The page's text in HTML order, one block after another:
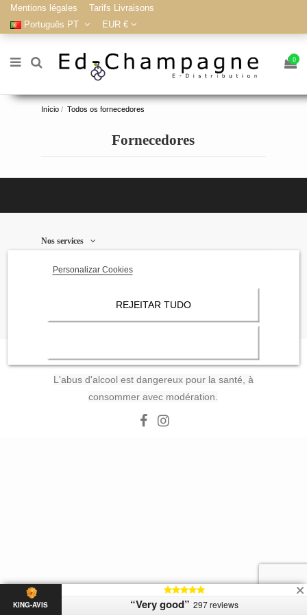
Mentions légales
Tarifs Livraisons
Português PT
EUR €
0
Início Todos os fornecedores
Fornecedores
Nos services
Informations sur notre boutique
Personalizar Cookies
REJEITAR TUDO
© Ed-Champ.fr
L'abus d'alcool est dangereux pour la santé, à
consommer avec modération.
KING-AVIS “Very good” 297 reviews